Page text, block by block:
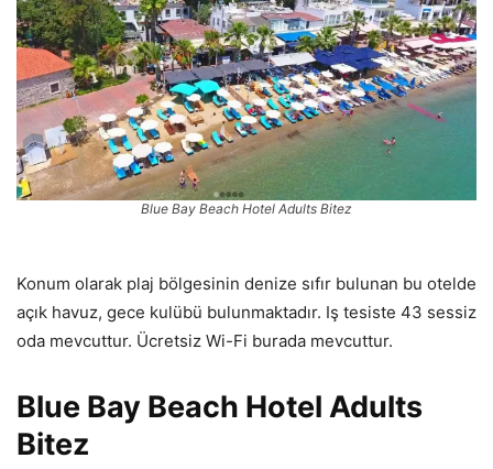
Blue Bay Beach Hotel Adults Bitez
Konum olarak plaj bölgesinin denize sıfır bulunan bu otelde
açık havuz, gece kulübü bulunmaktadır. Iş tesiste 43 sessiz
oda mevcuttur. Ücretsiz Wi-Fi burada mevcuttur.
Blue Bay Beach Hotel Adults
Bitez